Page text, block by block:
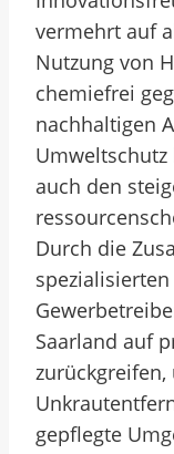
vermehrt auf
Nutzung von
chemiefrei
nachhaltigen
auch den
Durch die
Saarland auf
gepflegte